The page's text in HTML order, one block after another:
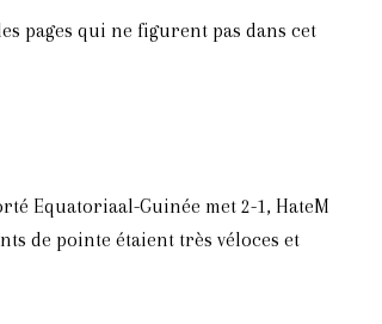
pages qui ne figurent pas dans cet
Equatoriaal-Guinée met 2-1, HateM
de pointe étaient très véloces et